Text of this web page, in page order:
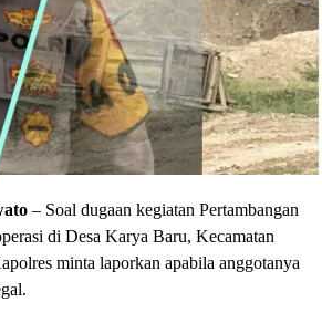
– Soal dugaan kegiatan Pertambangan
di Desa Karya Baru, Kecamatan
minta laporkan apabila anggotanya